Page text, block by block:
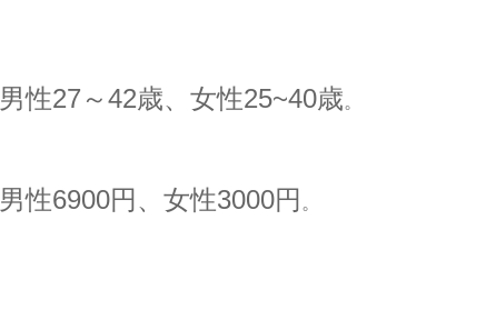
男性27～42歳、女性25~40歳。
男性6900円、女性3000円 。